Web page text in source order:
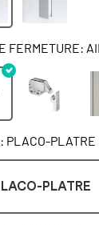
FERMETURE:
PLACO-PLATRE
PLATRE